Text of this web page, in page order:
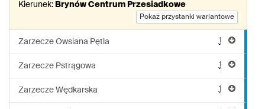
Kierunek: Brynów Centrum Przesiadkowe
Pokaż przystanki wariantowe
Zarzecze Owsiana Pętla 1
Zarzecze Pstrągowa 1
Zarzecze Wędkarska 1